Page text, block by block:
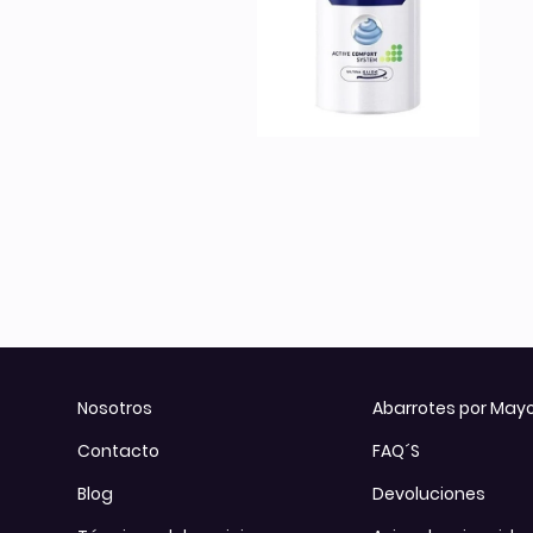
Todos los Productos
Nosotros
Contacto
Blog
Abarrotes por
FAQ´S
Devoluciones